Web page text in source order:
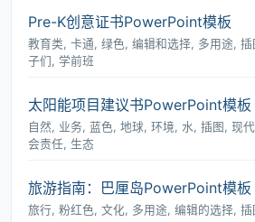
Pre-K创意证书PowerPoint模板
教育类, 卡通, 绿色, 编辑和选择, 多用途,
子们, 学前班
太阳能项目建议书PowerPoint模板
自然, 业务, 蓝色, 地球, 环境, 水, 插图, 现
会责任, 生态
旅游指南：巴厘岛PowerPoint模板
旅行, 粉红色, 文化, 多用途, 编辑的选择, 插